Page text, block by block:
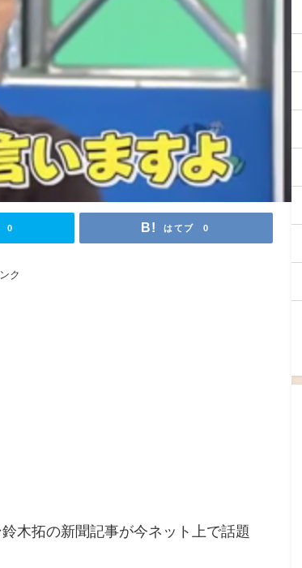
0 はてブ 0
ク
木拓の新聞記事が今ネット上で話題